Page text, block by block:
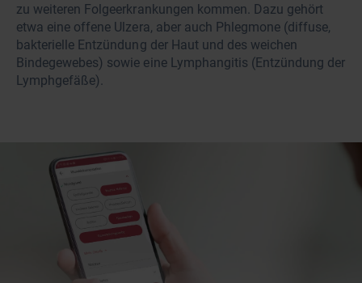
zu weiteren Folgeerkrankungen kommen. Dazu gehört
etwa eine offene Ulzera, aber auch Phlegmone (diffuse,
bakterielle Ent­zün­dung der Haut und des weichen
Bindegewebes) sowie eine Lymphangitis (Entzündung der
Lymphgefäße).